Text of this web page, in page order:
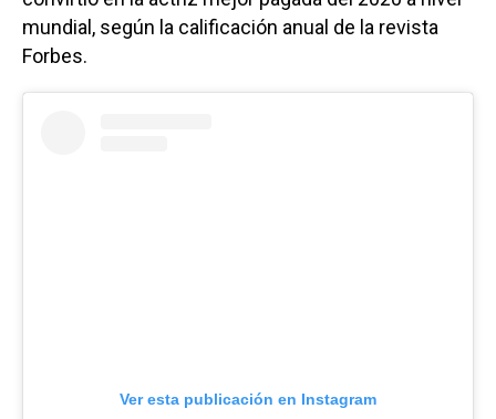
mundial, según la calificación anual de la revista
Forbes.
Ver esta publicación en Instagram